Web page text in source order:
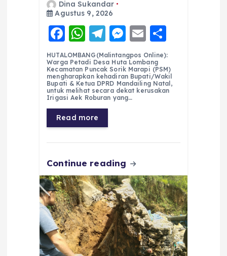
Dina Sukandar
Agustus 9, 2026
F
a
c
e
b
o
o
k
W
h
a
ts
A
p
p
T
el
e
g
r
a
m
M
e
ss
e
n
E
m
ai
l
h
a
re
HUTALOMBANG(Malintangpos Online):
Warga Petadi Desa Huta Lombang
Kecamatan Puncak Sorik Marapi (PSM)
mengharapkan kehadiran Bupati/Wakil
Bupati & Ketua DPRD Mandailing Natal,
untuk melihat secara dekat kerusakan
Irigasi Aek Roburan yang…
Read more
Continue reading